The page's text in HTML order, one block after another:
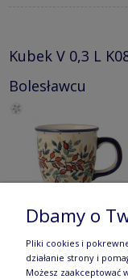
Kubek V 0,3 L
Bolesławcu
Kubek V 0,3 L
Dbamy o
Pliki cookies i
działanie strony i
Możesz zaakceptować